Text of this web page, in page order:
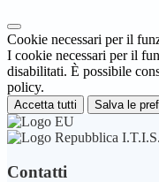
Cookie necessari per il
I cookie necessari per il
disabilitati. È possibile
policy.
Accetta tutti Salva le
Contatti